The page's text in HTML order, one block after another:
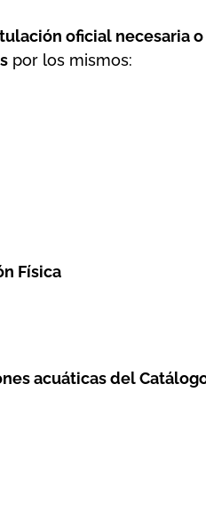
oficial necesaria
por los mismos:
Física
acuáticas del